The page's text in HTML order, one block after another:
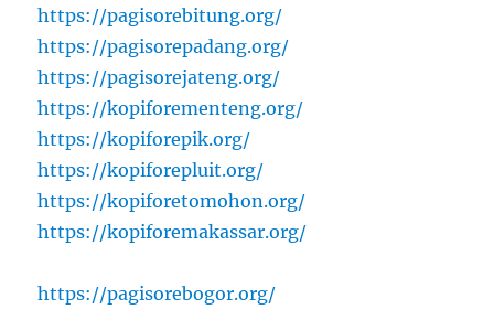
https://pagisorebitung.org/
https://pagisorepadang.org/
https://pagisorejateng.org/
https://kopiforementeng.org/
https://kopiforepik.org/
https://kopiforepluit.org/
https://kopiforetomohon.org/
https://kopiforemakassar.org/
https://pagisorebogor.org/